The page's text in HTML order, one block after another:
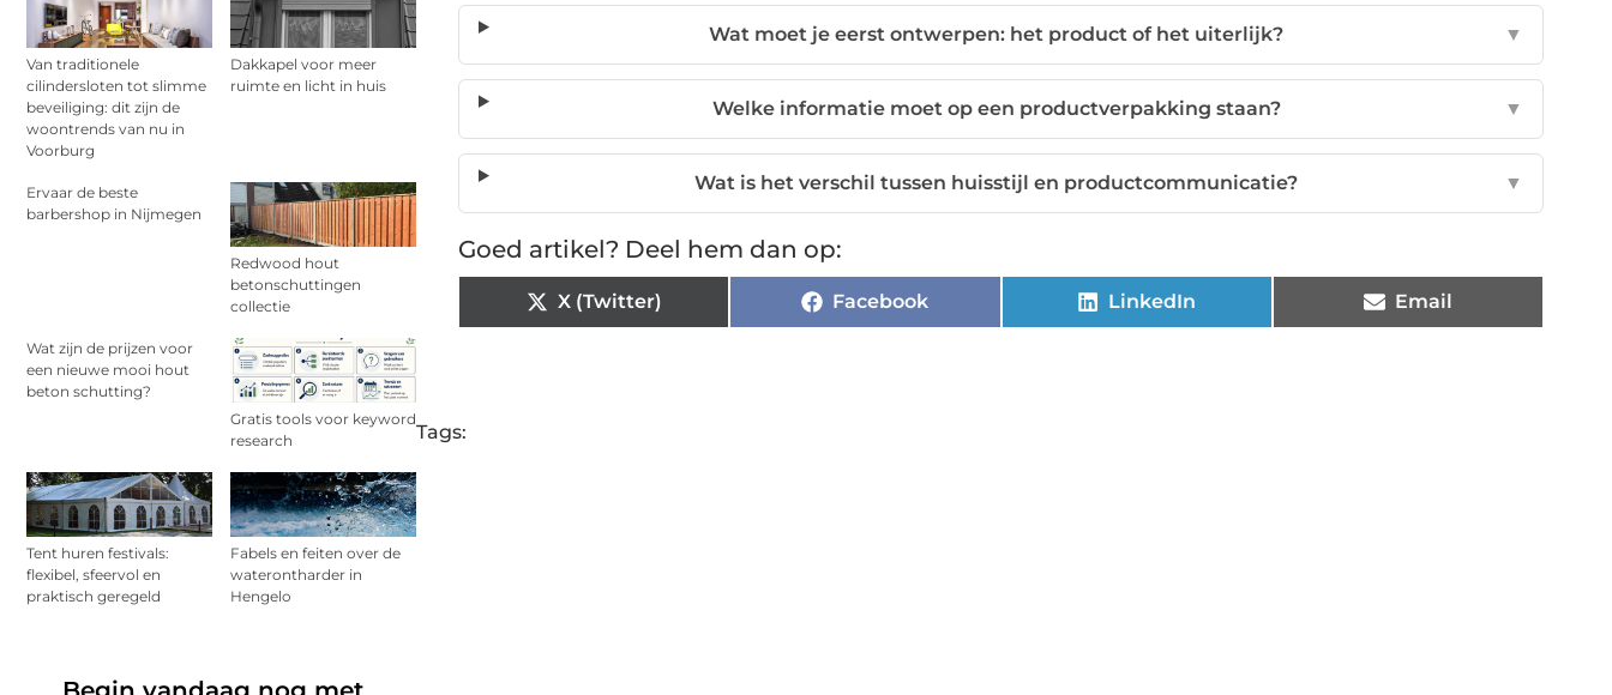
Van traditionele
cilindersloten tot slimme
beveiliging: dit zijn de
woontrends van nu in
Voorburg
Dakkapel voor meer
ruimte en licht in huis
Ervaar de beste
barbershop in Nijmegen
Redwood hout
betonschuttingen
collectie
Wat zijn de prijzen voor
een nieuwe mooi hout
beton schutting?
Gratis tools voor keyword
research
Tent huren festivals:
flexibel, sfeervol en
praktisch geregeld
Fabels en feiten over de
waterontharder in
Hengelo
Wat moet je eerst ontwerpen: het product of het uiterlijk? ▼
Welke informatie moet op een productverpakking staan? ▼
Wat is het verschil tussen huisstijl en productcommunicatie? ▼
Goed artikel? Deel hem dan op:
X (Twitter) Facebook LinkedIn Email
Tags: